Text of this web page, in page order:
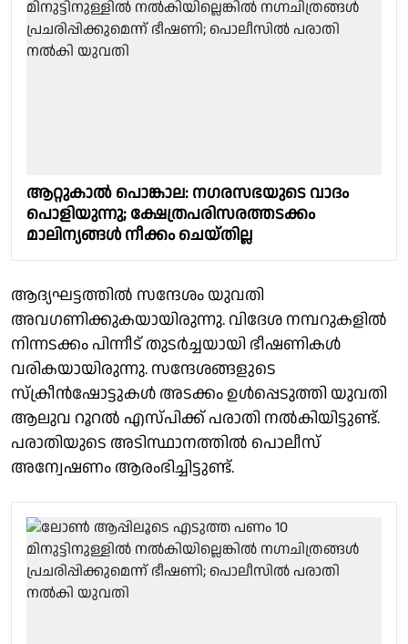
ആറ്റുകാൽ പൊങ്കാല: നഗരസഭയുടെ വാദം
പൊളിയുന്നു; ക്ഷേത്രപരിസരത്തടക്കം
മാലിന്യങ്ങൾ നീക്കം ചെയ്തില്ല
ആദ്യഘട്ടത്തില്‍ സന്ദേശം യുവതി
അവഗണിക്കുകയായിരുന്നു. വിദേശ നമ്പറുകളില്‍
നിന്നടക്കം പിന്നീട് തുടര്‍ച്ചയായി ഭീഷണികള്‍
വരികയായിരുന്നു. സന്ദേശങ്ങളുടെ
സ്‌ക്രീന്‍ഷോട്ടുകള്‍ അടക്കം ഉള്‍പ്പെടുത്തി യുവതി
ആലുവ റൂറല്‍ എസ്പിക്ക് പരാതി നല്‍കിയിട്ടുണ്ട്.
പരാതിയുടെ അടിസ്ഥാനത്തില്‍ പൊലീസ്
അന്വേഷണം ആരംഭിച്ചിട്ടുണ്ട്.